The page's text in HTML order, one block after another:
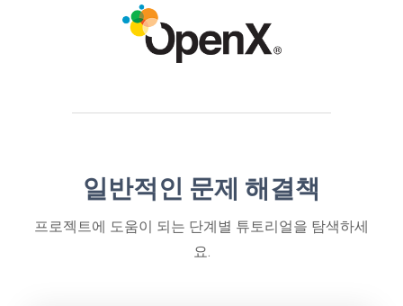
일반적인 문제 해결책
프로젝트에 도움이 되는 단계별 튜토리얼을 탐색하세
요.